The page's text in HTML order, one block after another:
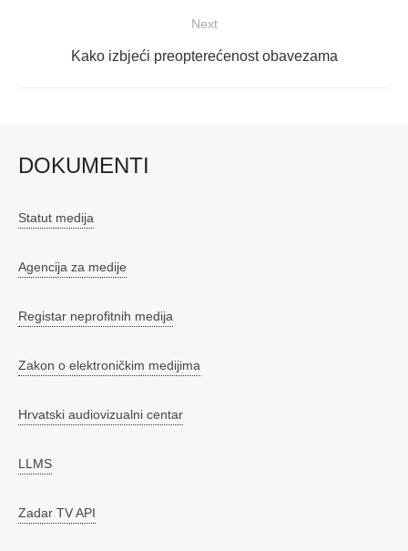
Next
Next
Kako izbjeći preopterećenost obavezama
DOKUMENTI
Statut medija
Agencija za medije
Registar neprofitnih medija
Zakon o elektroničkim medijima
Hrvatski audiovizualni centar
LLMS
Zadar TV API